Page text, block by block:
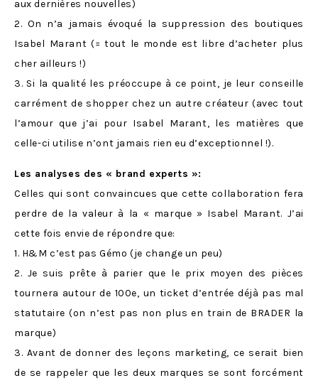
aux dernières nouvelles)
2. On n’a jamais évoqué la suppression des boutiques
Isabel Marant (= tout le monde est libre d’acheter plus
cher ailleurs !)
3. Si la qualité les préoccupe à ce point, je leur conseille
carrément de shopper chez un autre créateur (avec tout
l’amour que j’ai pour Isabel Marant, les matières que
celle-ci utilise n’ont jamais rien eu d’exceptionnel !).
Les analyses des « brand experts »:
Celles qui sont convaincues que cette collaboration fera
perdre de la valeur à la « marque » Isabel Marant. J’ai
cette fois envie de répondre que:
1. H&M c’est pas Gémo (je change un peu)
2. Je suis prête à parier que le prix moyen des pièces
tournera autour de 100e, un ticket d’entrée déjà pas mal
statutaire (on n’est pas non plus en train de BRADER la
marque)
3. Avant de donner des leçons marketing, ce serait bien
de se rappeler que les deux marques se sont forcément